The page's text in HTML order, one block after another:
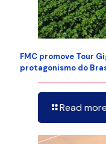
FMC promove Tour
protagonismo do
Read more